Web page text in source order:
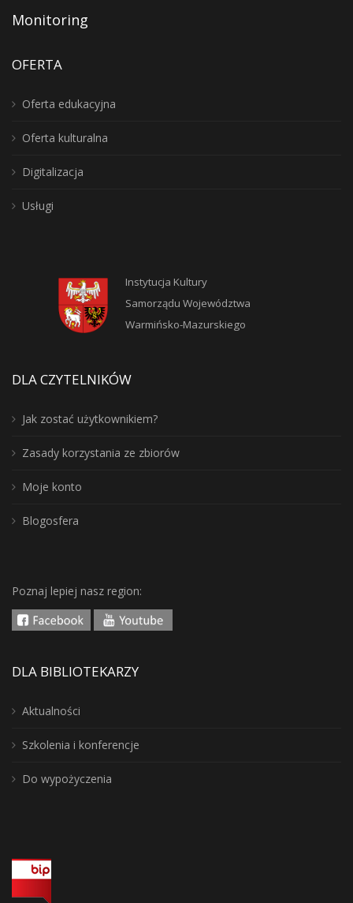
Monitoring
OFERTA
Oferta edukacyjna
Oferta kulturalna
Digitalizacja
Usługi
Instytucja Kultury
Samorządu Województwa
Warmińsko-Mazurskiego
DLA CZYTELNIKÓW
Jak zostać użytkownikiem?
Zasady korzystania ze zbiorów
Moje konto
Blogosfera
Poznaj lepiej nasz region:
DLA BIBLIOTEKARZY
Aktualności
Szkolenia i konferencje
Do wypożyczenia